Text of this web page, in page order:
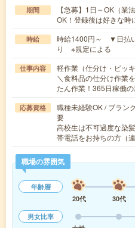
期間
【急募】1日～OK（業
OK！登録後は好きな時
時給
時給1400円～ ▼日払
り ※規定による
仕事内容
軽作業（仕分け・ピッ
＼食料品の仕分け作業
たん作業！365日稼働
応募資格
職種未経験OK / ブラン
要
高校生は不可過度な染
帯電話をお持ちの方（
職場の雰囲気
年齢層
20代
30代
男女比率